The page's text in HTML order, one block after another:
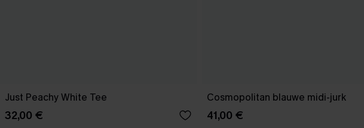
Just Peachy White Tee
32,00 €
Cosmopolitan blauwe midi-jurk
41,00 €